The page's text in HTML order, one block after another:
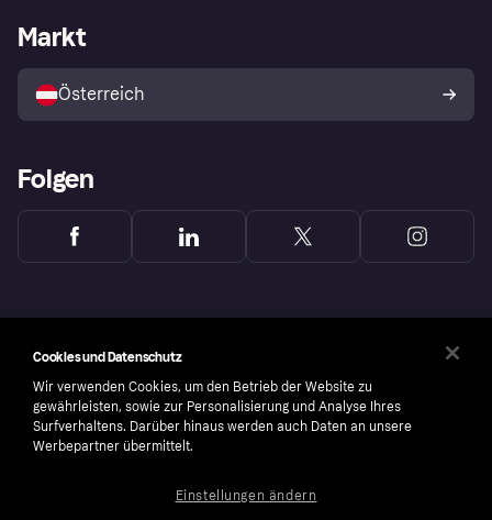
Shops entdecken
Händlerportal
Markt
Österreich
Folgen
Cookies und Datenschutz
Wir verwenden Cookies, um den Betrieb der Website zu
gewährleisten, sowie zur Personalisierung und Analyse Ihres
Surfverhaltens. Darüber hinaus werden auch Daten an unsere
Werbepartner übermittelt.
Einstellungen ändern